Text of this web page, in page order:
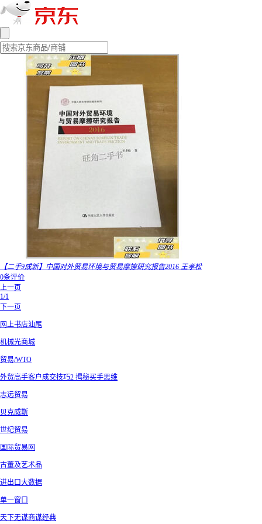
【二手9成新】中国对外贸易环境与贸易摩擦研究报告2016 王孝松
0条评价
上一页
1/1
下一页
网上书店汕尾
机械光商城
贸易/WTO
外贸高手客户成交技巧2 揭秘买手思维
志远贸易
贝克威斯
世纪贸易
国际贸易网
古董及艺术品
进出口大数据
单一窗口
天下无谋商谋经典